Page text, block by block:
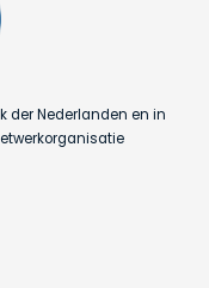
der Nederlanden en in